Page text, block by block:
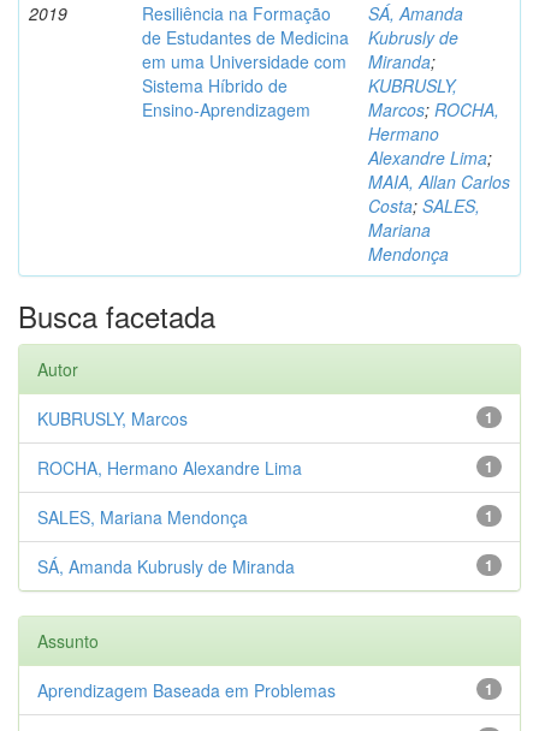
2019
Resiliência na Formação
de Estudantes de Medicina
em uma Universidade com
Sistema Híbrido de
Ensino-Aprendizagem
SÁ, Amanda
Kubrusly de
Miranda;
KUBRUSLY,
Marcos; ROCHA,
Hermano
Alexandre Lima;
MAIA, Allan Carlos
Costa; SALES,
Mariana
Mendonça
Busca facetada
Autor
1
KUBRUSLY, Marcos
1
ROCHA, Hermano Alexandre Lima
1
SALES, Mariana Mendonça
1
SÁ, Amanda Kubrusly de Miranda
Assunto
1
Aprendizagem Baseada em Problemas